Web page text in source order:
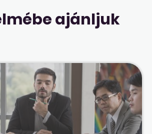
ajánljuk